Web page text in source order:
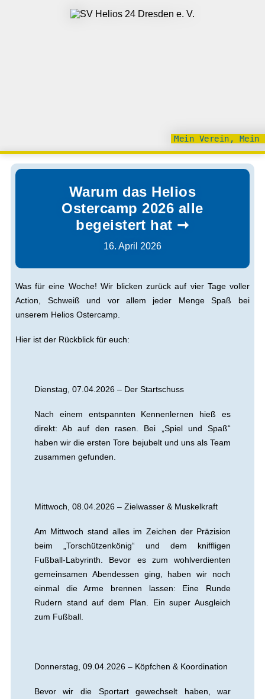
Mein Verein,
Warum das Helios
Ostercamp 2026 alle
begeistert hat
16. April 2026
Was für eine Woche! Wir blicken zurück auf vier Tage voller
Action, Schweiß und vor allem jeder Menge Spaß bei
unserem Helios Ostercamp.
Hier ist der Rückblick für euch:
Dienstag, 07.04.2026 – Der Startschuss
Nach einem entspannten Kennenlernen hieß es
direkt: Ab auf den rasen. Bei „Spiel und Spaß“
haben wir die ersten Tore bejubelt und uns als Team
zusammen gefunden.
Mittwoch, 08.04.2026 – Zielwasser & Muskelkraft
Am Mittwoch stand alles im Zeichen der Präzision
beim „Torschützenkönig“ und dem kniffligen
Fußball-Labyrinth. Bevor es zum wohlverdienten
gemeinsamen Abendessen ging, haben wir noch
einmal die Arme brennen lassen: Eine Runde
Rudern stand auf dem Plan. Ein super Ausgleich
zum Fußball.
Donnerstag, 09.04.2026 – Köpfchen & Koordination
Bevor wir die Sportart gewechselt haben, war